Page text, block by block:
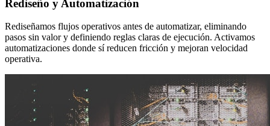
Rediseño y Automatización
Rediseñamos flujos operativos antes de automatizar, eliminando
pasos sin valor y definiendo reglas claras de ejecución. Activamos
automatizaciones donde sí reducen fricción y mejoran velocidad
operativa.